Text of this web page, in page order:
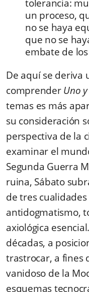
tolerancia:
un proceso,
no se haya
que no se
embate de
De aquí se deriva
comprenderUno
temas es más
su consideración
perspectiva de la
examinar el
Segunda Guerra
ruina, Sábato
de tres
antidogmatismo,
axiológica
décadas, a
trastrocar, a fines
vanidoso de la
esquemas